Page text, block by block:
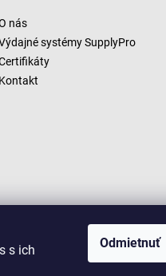
s ich
Odmietnuť
nás
systémy SupplyPro
Kontakt